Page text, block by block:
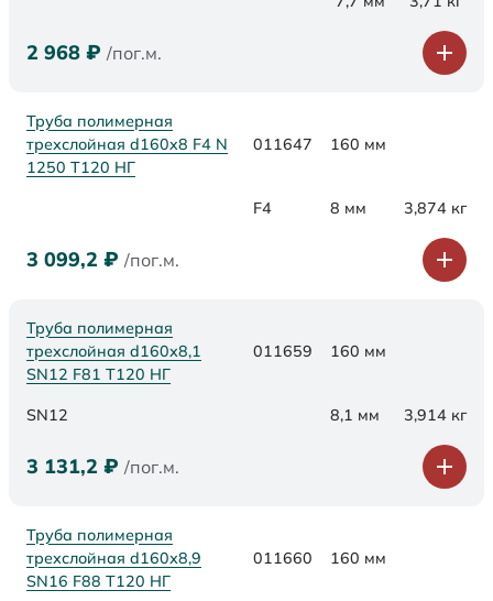
2 968 ₽ /пог.м.
Труба полимерная
трехслойная d160x8 F4 N
1250 Т120 НГ
011647 160 мм
F4 8 мм 3,874 кг
3 099,2 ₽ /пог.м.
Труба полимерная
трехслойная d160х8,1
SN12 F81 Т120 НГ
011659 160 мм
SN12 8,1 мм 3,914 кг
3 131,2 ₽ /пог.м.
Труба полимерная
трехслойная d160х8,9
SN16 F88 Т120 НГ
011660 160 мм